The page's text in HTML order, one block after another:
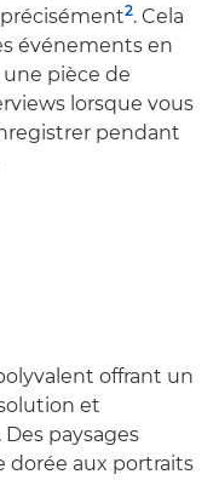
2. Cela
événements en
pièce de
lorsque vous
pendant
offrant un
et
paysages
dorée aux portraits